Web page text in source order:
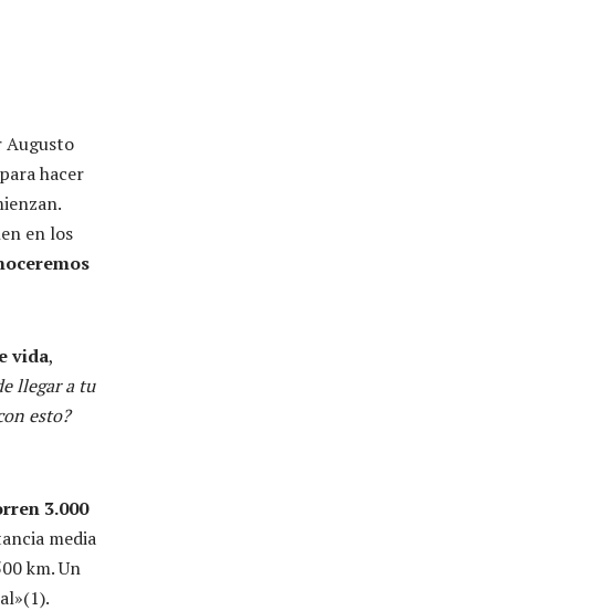
Augusto
hacer
en los
vida,
llegar a tu
esto?
3.000
media
km. Un